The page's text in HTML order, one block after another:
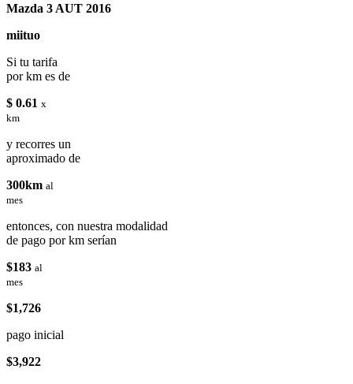
Mazda 3 AUT 2016
miituo
Si tu tarifa
por km es de
$ 0.61 x
km
y recorres un
aproximado de
300km al
mes
entonces, con nuestra modalidad
de pago por km serían
$183 al
mes
$1,726
pago inicial
$3,922